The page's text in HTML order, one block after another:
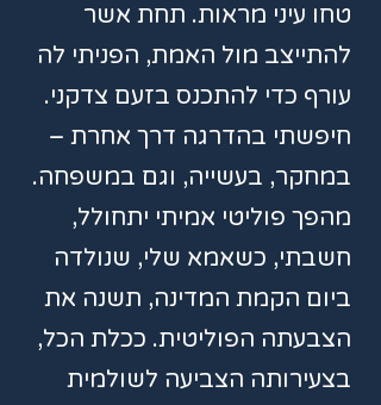
​טחו עיני מראות. תחת אשר
להתייצב מול האמת, הפניתי לה
עורף כדי להתכנס בזעם צדקני.
חיפשתי בהדרגה דרך אחרת –
במחקר, בעשייה, וגם במשפחה.
מהפך פוליטי אמיתי יתחולל,
חשבתי, כשאמא שלי, שנולדה
ביום הקמת המדינה, תשנה את
הצבעתה הפוליטית. ככלת הכל,
בצעירותה הצביעה לשולמית